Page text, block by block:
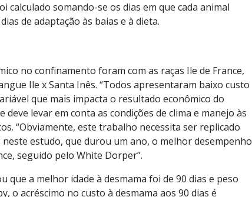
somando-se os dias em que cada animal
de adaptação às baias e à dieta.
no confinamento foram com as raças Ile de France,
Ile x Santa Inês. “Todos apresentaram baixo custo
que mais impacta o resultado econômico do
levar em conta as condições de clima e manejo às
“Obviamente, este trabalho necessita ser replicado
estudo, que durou um ano, o melhor desempenho
seguido pelo White Dorper”.
a melhor idade à desmama foi de 90 dias e peso
o acréscimo no custo à desmama aos 90 dias é